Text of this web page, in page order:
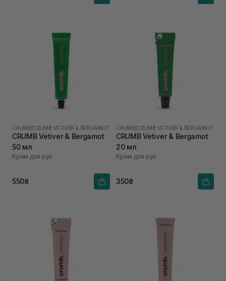
CRUMB CRUMB VETIVER & BERGAMOT
CRUMB Vetiver & Bergamot
50 мл
Крем для рук
550₴
CRUMB CRUMB VETIVER & BERGAMOT
CRUMB Vetiver & Bergamot
20 мл
Крем для рук
350₴